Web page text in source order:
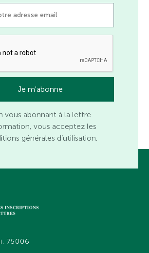
vous abonnant à la lettre
vous acceptez les
générales d’utilisation.
75006